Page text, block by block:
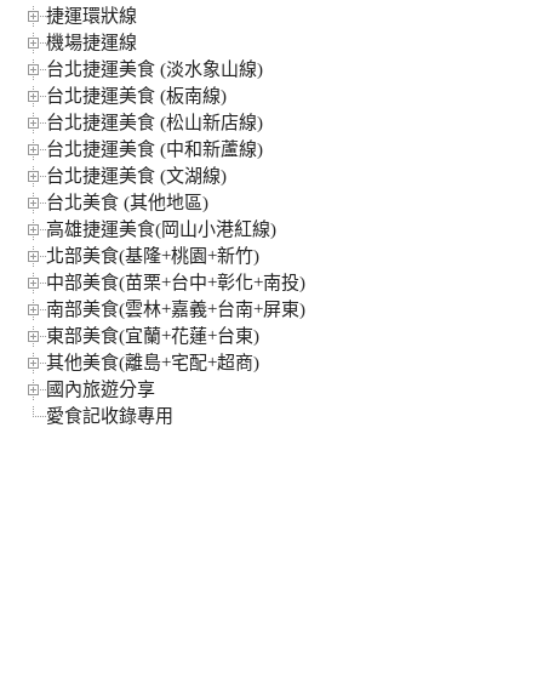
捷運環狀線
機場捷運線
台北捷運美食 (淡水象山線)
台北捷運美食 (板南線)
台北捷運美食 (松山新店線)
台北捷運美食 (中和新蘆線)
台北捷運美食 (文湖線)
台北美食 (其他地區)
高雄捷運美食(岡山小港紅線)
北部美食(基隆+桃園+新竹)
中部美食(苗栗+台中+彰化+南投)
南部美食(雲林+嘉義+台南+屏東)
東部美食(宜蘭+花蓮+台東)
其他美食(離島+宅配+超商)
國內旅遊分享
愛食記收錄專用